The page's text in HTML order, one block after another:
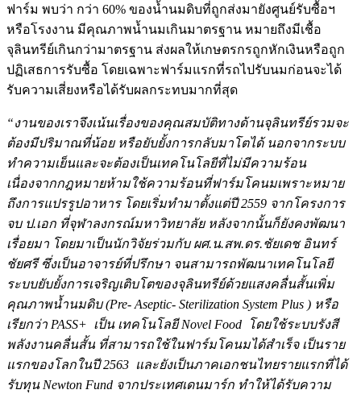
ฟาร์ม พบว่า กว่า 60% ของน้ำนมดิบที่ถูกส่งมายังศูนย์รับซื้อฯ
หรือโรงงาน มีคุณภาพน้ำนมเกินมาตรฐาน หมายถึงมีเชื้อ
จุลินทรีย์เกินกว่ามาตรฐาน ส่งผลให้เกษตรกรถูกหักเงินหรือถูก
ปฏิเสธการรับซื้อ โดยเฉพาะฟาร์มแรกที่รถไปรับนมก่อนจะได้
รับความเสี่ยงหรือได้รับผลกระทบมากที่สุด
“งานของเราจึงเน้นเรื่องของคุณสมบัติทางด้านจุลินทรีย์รวมจะ
ต้องมีปริมาณที่น้อย หรือยับยั้งการกลับมาโตได้ นอกจากระบบ
ทำความเย็นและจะต้องเป็นเทคโนโลยีที่ไม่มีความร้อน
เนื่องจากกฎหมายห้ามใช้ความร้อนที่ฟาร์มโคนมเพราะหมาย
ถึงการแปรรูปอาหาร โดยเริ่มทำมาตั้งแต่ปี 2559 จากโครงการ
จบ ป.เอก ที่จุฬาลงกรณ์มหาวิทยาลัย หลังจากนั้นก็ยังคงพัฒนา
เรื่อยมา โดยมาเป็นนักวิจัยร่วมกับ ผศ.น.สพ.ดร.ชัยเดช อินทร์
ชัยศรี ซึ่งเป็นอาจารย์ที่ปรึกษา จนสามารถพัฒนาเทคโนโลยี
ระบบยับยั้งการเจริญเติบโตของจุลินทรีย์ด้วยแสงคลื่นสั้นเพิ่ม
คุณภาพน้ำนมดิบ (Pre- Aseptic- Sterilization System Plus ) หรือ
เรียกว่า PASS+ เป็น เทคโนโลยี Novel Food โดยใช้ระบบรังสี
พลังงานคลื่นสั้น ที่สามารถใช้ในฟาร์มโคนมได้สำเร็จ เป็นราย
แรกของโลกในปี 2563 และยังเป็นภาคเอกชนไทยรายแรกที่ได้
รับทุน Newton Fund จากประเทศเดนมาร์ก ทำให้ได้รับความ